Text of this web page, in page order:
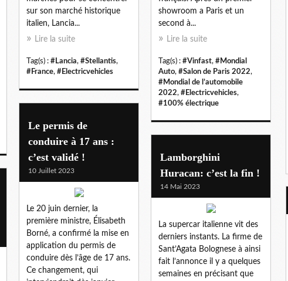
sur son marché historique
italien, Lancia...
Lire la suite
Tag(s) : #Lancia, #Stellantis,
#France, #Electricvehicles
showroom a Paris et un
second à...
Lire la suite
Tag(s) : #Vinfast, #Mondial
Auto, #Salon de Paris 2022,
#Mondial de l’automobile
2022, #Electricvehicles,
#100% électrique
Le permis de
conduire à 17 ans :
c’est validé !
10 Juillet 2023
Le 20 juin dernier, la
première ministre, Élisabeth
Borné, a confirmé la mise en
application du permis de
conduire dès l’âge de 17 ans.
Ce changement, qui
Lamborghini
Huracan: c’est la fin !
14 Mai 2023
La supercar italienne vit des
derniers instants. La firme de
Sant’Agata Bolognese à ainsi
fait l’annonce il y a quelques
semaines en précisant que